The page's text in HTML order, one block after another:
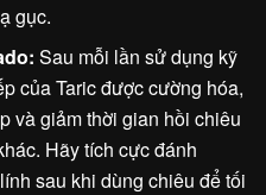
gục.
Sau mỗi lần sử dụng kỹ
của Taric được cường hóa,
và giảm thời gian hồi chiêu
Hãy tích cực đánh
sau khi dùng chiêu để tối